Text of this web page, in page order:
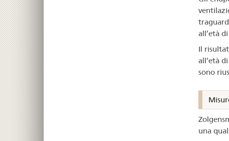
all’età
Il
all’età
sono
una